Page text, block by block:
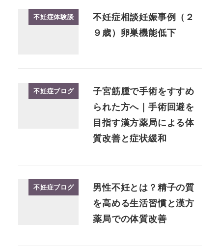
不妊症体験談
不妊症相談妊娠事例（２
９歳）卵巣機能低下
不妊症ブログ
子宮筋腫で手術をすすめ
られた方へ｜手術回避を
目指す漢方薬局による体
質改善と症状緩和
不妊症ブログ
男性不妊とは？精子の質
を高める生活習慣と漢方
薬局での体質改善